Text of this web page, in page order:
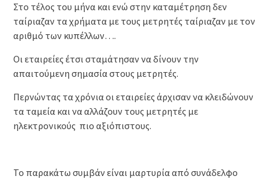
Στο τέλος του μήνα και ενώ στην καταμέτρηση δεν
ταίριαζαν τα χρήματα με τους μετρητές ταίριαζαν με τον
αριθμό των κυπέλλων….
Οι εταιρείες έτσι σταμάτησαν να δίνουν την
απαιτούμενη σημασία στους μετρητές.
Περνώντας τα χρόνια οι εταιρείες άρχισαν να κλειδώνουν
τα ταμεία και να αλλάζουν τους μετρητές με
ηλεκτρονικούς πιο αξιόπιστους.
Το παρακάτω συμβάν είναι μαρτυρία από συνάδελφο